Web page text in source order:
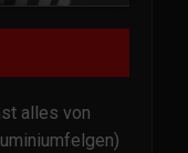
alles von